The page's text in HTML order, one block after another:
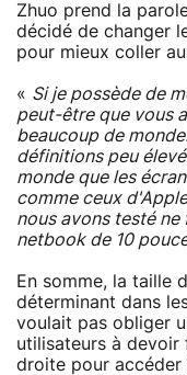
Zhuo prend la
décidé de changer
pour mieux coller
« Si je possède de
peut-être que vous
beaucoup de
définitions peu
monde que les
comme ceux
nous avons testé
netbook de 10
En somme, la taille
déterminant dans
voulait pas obliger
utilisateurs à devoir
droite pour accéder